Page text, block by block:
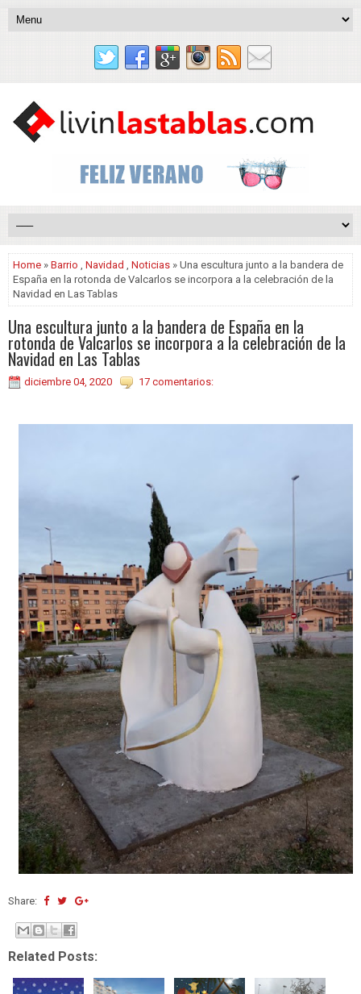
Home » Barrio , Navidad , Noticias » Una escultura junto a la bandera de
España en la rotonda de Valcarlos se incorpora a la celebración de la
Navidad en Las Tablas
Una escultura junto a la bandera de España en la
rotonda de Valcarlos se incorpora a la celebración de la
Navidad en Las Tablas
diciembre 04, 2020 17 comentarios:
Share:
Related Posts: